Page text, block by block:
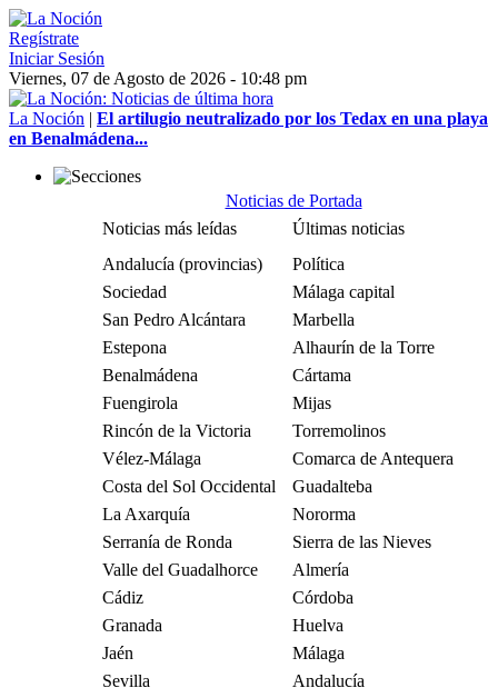
Regístrate
Iniciar Sesión
Viernes, 07 de Agosto de 2026 - 10:48 pm
La Noción | El artilugio neutralizado por los Tedax en una playa
en Benalmádena...
Noticias de Portada
Noticias más leídas
Últimas noticias
Andalucía (provincias)
Política
Sociedad
Málaga capital
San Pedro Alcántara
Marbella
Estepona
Alhaurín de la Torre
Benalmádena
Cártama
Fuengirola
Mijas
Rincón de la Victoria
Torremolinos
Vélez-Málaga
Comarca de Antequera
Costa del Sol Occidental
Guadalteba
La Axarquía
Nororma
Serranía de Ronda
Sierra de las Nieves
Valle del Guadalhorce
Almería
Cádiz
Córdoba
Granada
Huelva
Jaén
Málaga
Sevilla
Andalucía